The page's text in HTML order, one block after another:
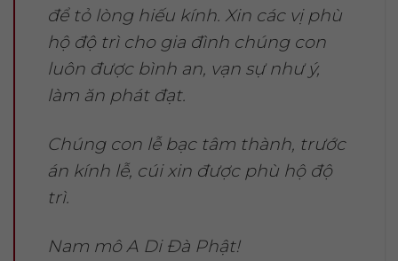
để tỏ lòng hiếu kính. Xin các vị phù
hộ độ trì cho gia đình chúng con
luôn được bình an, vạn sự như ý,
làm ăn phát đạt.
Chúng con lễ bạc tâm thành, trước
án kính lễ, cúi xin được phù hộ độ
trì.
Nam mô A Di Đà Phật!